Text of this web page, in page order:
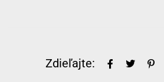
Zdieľajte: